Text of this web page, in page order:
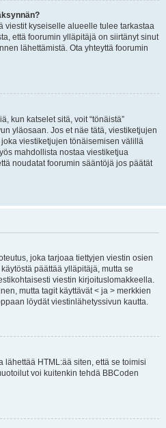
viestit kyseiselle alueelle tulee tarkastaa
että foorumin ylläpitäjä on siirtänyt sinut
lähettämistä. Ota yhteyttä foorumin
kun katselet sitä, voit “tönäistä”
yläosaan. Jos et näe tätä, viestiketjujen
viestiketjujen tönäisemisen välillä
mahdollista nostaa viestiketjua
noudatat foorumin sääntöjä jos päätät
joka tarjoaa tiettyjen viestin osien
päättää ylläpitäjä, mutta se
viestin kirjoituslomakkeella.
mutta tagit käyttävät < ja > merkkien
löydät viestinlähetyssivun kautta.
lähettää HTML:ää siten, että se toimisi
voi kuitenkin tehdä BBCoden